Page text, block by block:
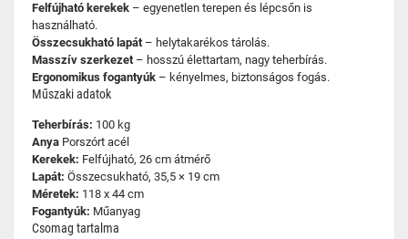
Felfújható kerekek – egyenetlen terepen és lépcsőn is
használható.
Összecsukható lapát– helytakarékos tárolás.
Masszív szerkezet– hosszú élettartam, nagy teherbírás.
Ergonomikus fogantyúk – kényelmes, biztonságos fogás.
Műszaki adatok
Teherbírás: 100 kg
Anya Porszórt acél
Kerekek: Felfújható, 26 cm átmérő
Lapát: Összecsukható, 35,5 × 19 cm
Méretek: 118 x 44 cm
Fogantyúk: Műanyag
Csomag tartalma